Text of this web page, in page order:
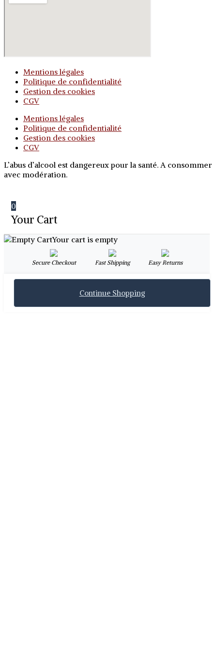
Mentions légales
Politique de confidentialité
Gestion des cookies
CGV
Mentions légales
Politique de confidentialité
Gestion des cookies
CGV
L’abus d’alcool est dangereux pour la santé. A consommer
avec modération.
0
Your Cart
Your cart is empty
Secure Checkout Fast Shipping Easy Returns
Continue Shopping